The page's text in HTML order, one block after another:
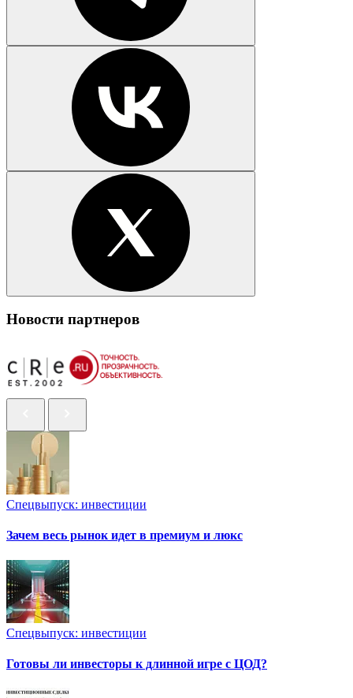
Новости партнеров
Спецвыпуск: инвестиции
Зачем весь рынок идет в премиум и люкс
Спецвыпуск: инвестиции
Готовы ли инвесторы к длинной игре с ЦОД?